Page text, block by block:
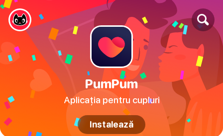
PumPum
Aplicația pentru cupluri
Instalează